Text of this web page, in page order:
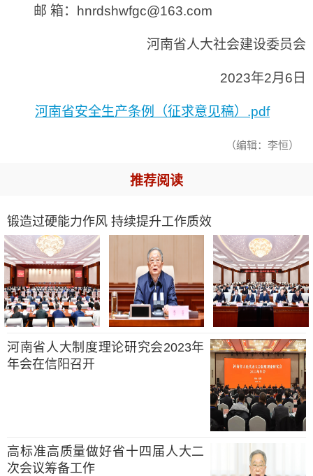
邮 箱：hnrdshwfgc@163.com
河南省人大社会建设委员会
2023年2月6日
河南省安全生产条例（征求意见稿）.pdf
（编辑：李恒）
推荐阅读
锻造过硬能力作风 持续提升工作质效
河南省人大制度理论研究会2023年
年会在信阳召开
高标准高质量做好省十四届人大二
次会议筹备工作